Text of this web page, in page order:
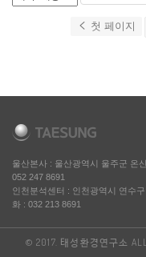
첫 페이지
울산본사 : 울산광역시 울주군 온
052 247 8691
인천분석센터 : 인천광역시 연수
화 : 032 213 8691
© 2017. 태성환경연구소 ALL